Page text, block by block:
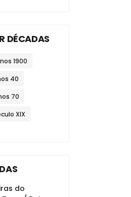
DÉCADAS
1900
40
70
XIX
do